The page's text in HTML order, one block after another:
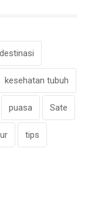
destinasi
kesehatan tubuh
puasa Sate
tips